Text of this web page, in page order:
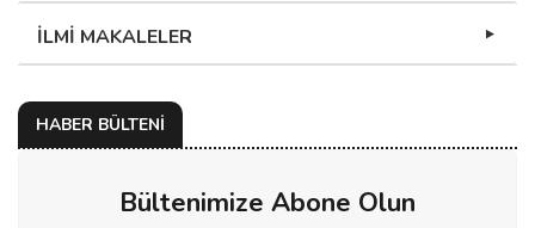
İLMİ MAKALELER
HABER BÜLTENİ
Bültenimize Abone Olun